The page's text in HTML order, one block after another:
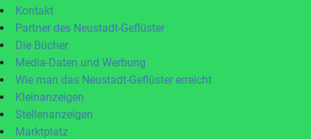
Kontakt
Partner des Neustadt-Geflüster
Die Bücher
Media-Daten und Werbung
Wie man das Neustadt-Geflüster erreicht
Kleinanzeigen
Stellenanzeigen
Marktplatz